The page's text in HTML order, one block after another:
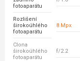
fotoaparátu
Rozlišení
širokoúhlého
fotoaparátu
8 Mpx
Clona
širokoúhlého
fotoaparátu
f/2.2